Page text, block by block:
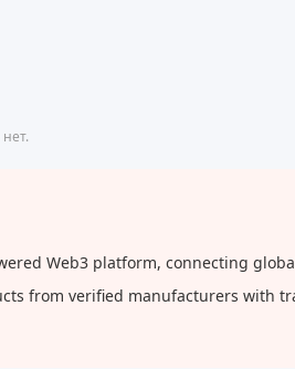
Web3 platform, connecting
from verified manufacturers with